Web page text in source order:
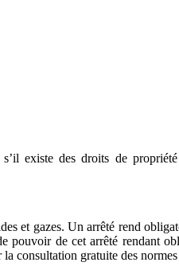
existe des droits de
et gazes. Un arrêté rend
de cet arrêté rendant
consultation gratuite des